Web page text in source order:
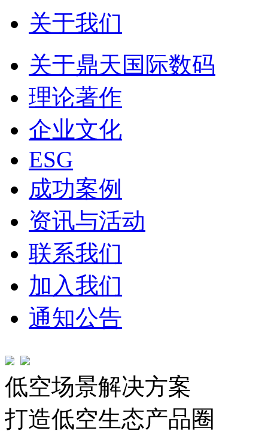
关于我们
关于鼎天国际数码
理论著作
企业文化
ESG
成功案例
资讯与活动
联系我们
加入我们
通知公告
低空场景解决方案
打造低空生态产品圈